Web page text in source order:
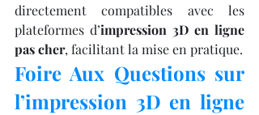
directement compatibles avec les
plateformes d’impression 3D en ligne
pas cher, facilitant la mise en pratique.
Foire Aux Questions sur
l’impression 3D en ligne